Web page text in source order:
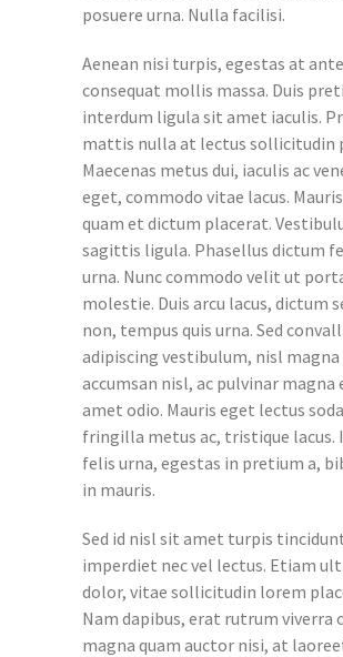
posuere urna. Nulla facilisi.
Aenean nisi turpis, egestas at
consequat mollis massa. Duis
interdum ligula sit amet iaculis.
mattis nulla at lectus sollicitudin
Maecenas metus dui, iaculis ac
eget, commodo vitae lacus.
quam et dictum placerat.
sagittis ligula. Phasellus dictum
urna. Nunc commodo velit ut
molestie. Duis arcu lacus, dictum
non, tempus quis urna. Sed
adipiscing vestibulum, nisl magna
accumsan nisl, ac pulvinar
amet odio. Mauris eget lectus
fringilla metus ac, tristique lacus.
felis urna, egestas in pretium a,
in mauris.
Sed id nisl sit amet turpis
imperdiet nec vel lectus. Etiam
dolor, vitae sollicitudin lorem
Nam dapibus, erat rutrum viverra
magna quam auctor nisi, at